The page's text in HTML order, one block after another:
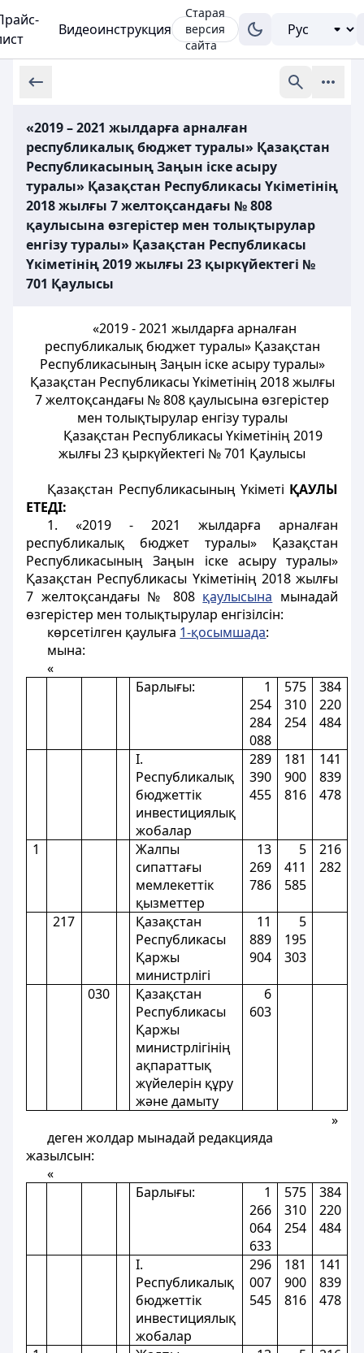
Видеоинструкция
Старая
версия
сайта
«2019 – 2021 жылдарға арналған
республикалық бюджет туралы» Қазақстан
Республикасының Заңын іске асыру
туралы» Қазақстан Республикасы Үкіметінің
2018 жылғы 7 желтоқсандағы № 808
қаулысына өзгерістер мен толықтырулар
енгізу туралы» Қазақстан Республикасы
Үкіметінің 2019 жылғы 23 қыркүйектегі №
701 Қаулысы
«2019 - 2021 жылдарға арналған
республикалық бюджет туралы» Қазақстан
Республикасының Заңын іске асыру туралы»
Қазақстан Республикасы Үкіметінің 2018 жылғы
7 желтоқсандағы № 808 қаулысына өзгерістер
мен толықтырулар енгізу туралы
Қазақстан Республикасы Үкіметінің 2019
жылғы 23 қыркүйектегі № 701 Қаулысы
Қазақстан Республикасының Үкіметі ҚАУЛЫ
ЕТЕДІ:
1. «2019 - 2021 жылдарға арналған
республикалық бюджет туралы» Қазақстан
Республикасының Заңын іске асыру туралы»
Қазақстан Республикасы Үкіметінің 2018 жылғы
7 желтоқсандағы № 808 қаулысына мынадай
өзгерістер мен толықтырулар енгізілсін:
көрсетілген қаулыға 1-қосымшада:
мына:
«
Барлығы:
1
254
284
088
575
310
254
384
220
484
I.
Республикалық
бюджеттік
инвестициялық
жобалар
289
390
455
181
900
816
141
839
478
1
Жалпы
сипаттағы
мемлекеттiк
қызметтер
13
269
786
5
411
585
216
282
217
Қазақстан
Республикасы
Қаржы
министрлiгi
11
889
904
5
195
303
030
Қазақстан
Республикасы
Қаржы
министрлігінің
ақпараттық
жүйелерін құру
және дамыту
6
603
»
деген жолдар мынадай редакцияда
жазылсын:
«
Барлығы:
1
266
064
633
575
310
254
384
220
484
I.
Республикалық
бюджеттік
инвестициялық
жобалар
296
007
545
181
900
816
141
839
478